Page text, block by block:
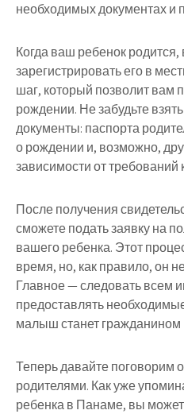
необходимых документах и
Когда ваш ребенок
зарегистрировать его в
шаг, который позволит вам
рождении. Не забудьте
документы: паспорта
о рождении и, возможно,
зависимости от требований
После получения
сможете подать заявку на
вашего ребенка. Этот
время, но, как правило, он
Главное — следовать всем
предоставлять
малыш станет
Теперь давайте поговорим
родителями. Как уже
ребенка в Панаме, вы